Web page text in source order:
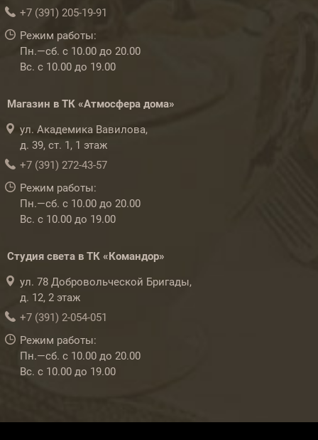
+7 (391) 205-19-91
Режим работы:
Пн.—сб. с 10.00 до 20.00
Вс. с 10.00 до 19.00
Магазин в ТК «Атмосфера дома»
ул. Академика Вавилова,
д. 39, ст. 1, 1 этаж
+7 (391) 272-43-57
Режим работы:
Пн.—сб. с 10.00 до 20.00
Вс. с 10.00 до 19.00
Студия света в ТК «Командор»
ул. 78 Добровольческой Бригады,
д. 12, 2 этаж
+7 (391) 2-054-051
Режим работы:
Пн.—сб. с 10.00 до 20.00
Вс. с 10.00 до 19.00